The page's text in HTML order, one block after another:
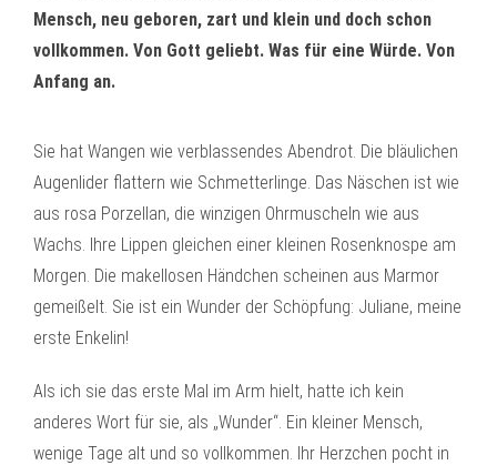
Mensch, neu geboren, zart und klein und doch schon
vollkommen. Von Gott geliebt. Was für eine Würde. Von
Anfang an.
Sie hat Wangen wie verblassendes Abendrot. Die bläulichen
Augenlider flattern wie Schmetterlinge. Das Näschen ist wie
aus rosa Porzellan, die winzigen Ohrmuscheln wie aus
Wachs. Ihre Lippen gleichen einer kleinen Rosenknospe am
Morgen. Die makellosen Händchen scheinen aus Marmor
gemeißelt. Sie ist ein Wunder der Schöpfung: Juliane, meine
erste Enkelin!
Als ich sie das erste Mal im Arm hielt, hatte ich kein
anderes Wort für sie, als „Wunder“. Ein kleiner Mensch,
wenige Tage alt und so vollkommen. Ihr Herzchen pocht in